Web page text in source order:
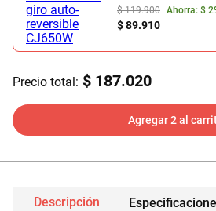
$ 119.900 Ahorra: $
$ 89.910
Precio total: $ 187.020
Agregar 2 al
Descripción